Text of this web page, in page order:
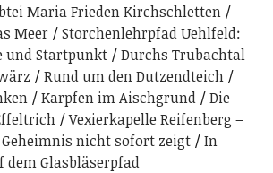
Maria Frieden Kirchschletten
Meer
Storchenlehrpfad Uehlfeld:
und Startpunkt
Durchs Trubachtal
Rund um den Dutzendteich
Karpfen im Aischgrund
Die
Vexierkapelle Reifenberg –
nicht sofort zeigt
In
dem Glasbläserpfad